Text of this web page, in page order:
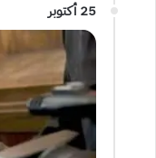
25 أكتوبر